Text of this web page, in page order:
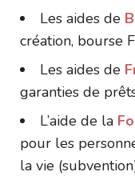
Les aides de
création, bourse
Les aides de
garanties de
L’aide de la
pour les
la vie